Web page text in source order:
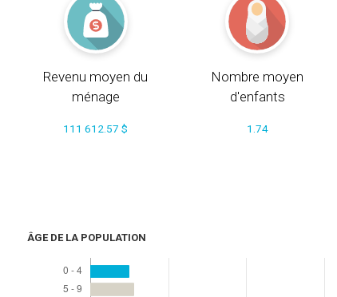
Revenu moyen du
ménage
111 612.57 $
Nombre moyen
d'enfants
1.74
ÂGE DE LA POPULATION